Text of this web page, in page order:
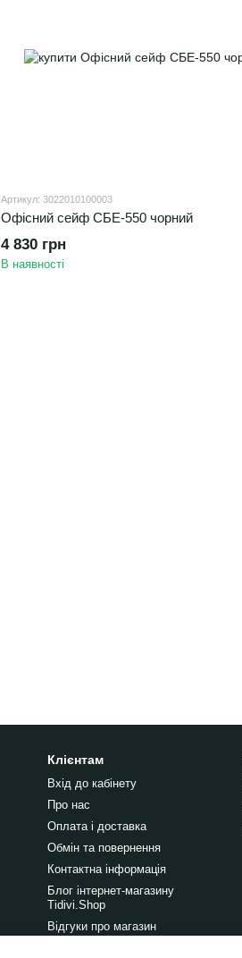
Артикул: 3022010100003
Офісний сейф СБЕ-550 чорний
4 830 грн
В наявності
Клієнтам
Вхід до кабінету
Про нас
Оплата і доставка
Обмін та повернення
Контактна інформація
Блог інтернет-магазину
Tidivi.Shop
Відгуки про магазин